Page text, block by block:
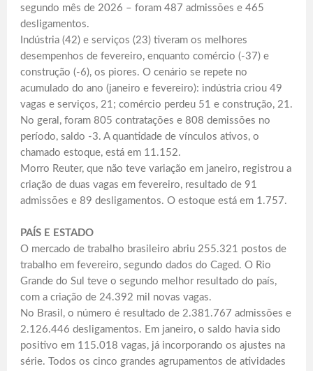
segundo mês de 2026 – foram 487 admissões e 465
desligamentos.
Indústria (42) e serviços (23) tiveram os melhores
desempenhos de fevereiro, enquanto comércio (-37) e
construção (-6), os piores. O cenário se repete no
acumulado do ano (janeiro e fevereiro): indústria criou 49
vagas e serviços, 21; comércio perdeu 51 e construção, 21.
No geral, foram 805 contratações e 808 demissões no
período, saldo -3. A quantidade de vínculos ativos, o
chamado estoque, está em 11.152.
Morro Reuter, que não teve variação em janeiro, registrou a
criação de duas vagas em fevereiro, resultado de 91
admissões e 89 desligamentos. O estoque está em 1.757.
PAÍS E ESTADO
O mercado de trabalho brasileiro abriu 255.321 postos de
trabalho em fevereiro, segundo dados do Caged. O Rio
Grande do Sul teve o segundo melhor resultado do país,
com a criação de 24.392 mil novas vagas.
No Brasil, o número é resultado de 2.381.767 admissões e
2.126.446 desligamentos. Em janeiro, o saldo havia sido
positivo em 115.018 vagas, já incorporando os ajustes na
série. Todos os cinco grandes agrupamentos de atividades